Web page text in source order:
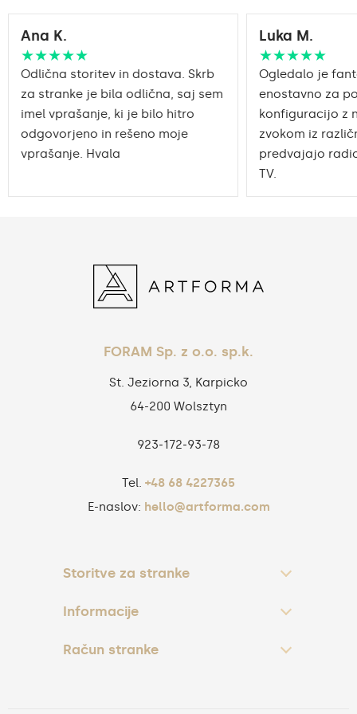
embalaža zagotavlja
varen prevoz do vašega
doma.
Obdelava robov
Ogledalo s poliranimi
robovi
Ana K.
★★★★★
Odlična storitev in dostava. Skrb
za stranke je bila odlična, saj sem
imel vprašanje, ki je bilo hitro
odgovorjeno in rešeno moje
vprašanje. Hvala
Luka M.
★★★★★
Ogledalo je
enostavno za
konfiguracijo z
zvokom iz
predvajajo
TV.
FORAM Sp. z o.o. sp.k.
St. Jeziorna 3, Karpicko
64-200 Wolsztyn
923‑172‑93‑78
Tel. +48 68 4227365
E-naslov: hello@artforma.com
Storitve za stranke
Informacije
Račun stranke